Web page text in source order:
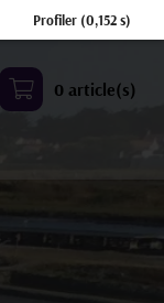
0 article(s)
Profiler (0,152s)